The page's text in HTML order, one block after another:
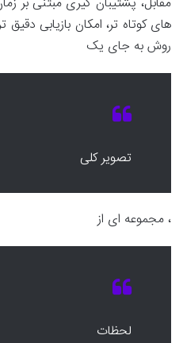
های کوتاه تر، امکان بازیابی
روش به جای یک
تصویر کلی
، مجموعه ای از
لحظات